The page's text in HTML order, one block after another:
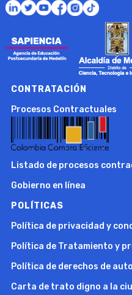
CONTRATACIÓN
Procesos Contractuales
Listado de procesos
Gobierno en línea
POLÍTICAS
Política de privacidad y
Política de Tratamiento y
Política de derechos de
Carta de trato digno a la